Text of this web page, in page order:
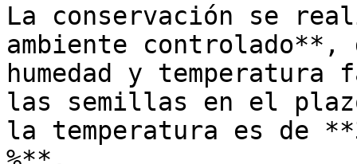
La conservación se
ambiente controlado**,
humedad y
las semillas en el
la temperatura es de